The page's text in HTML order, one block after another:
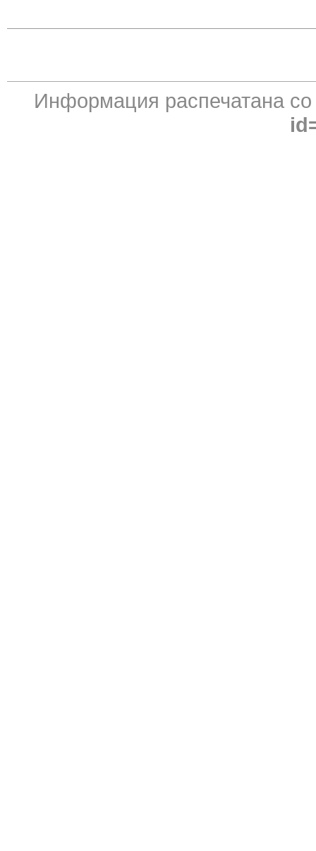
Информация распечатана